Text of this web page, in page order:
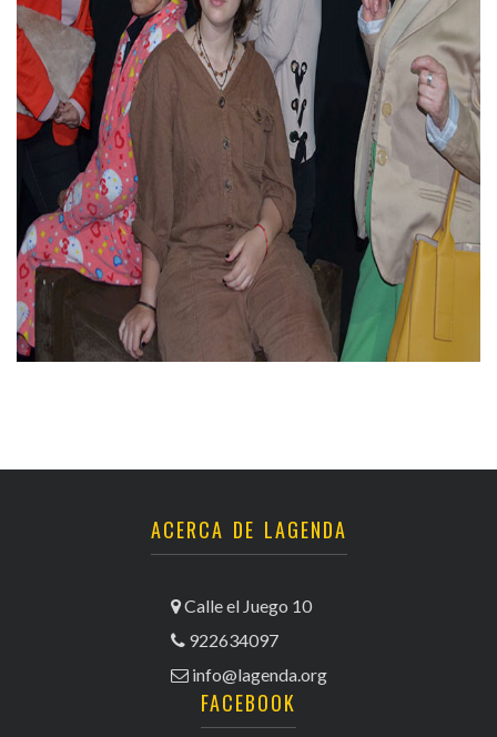
ACERCA DE LAGENDA
Calle el Juego 10
922634097
info@lagenda.org
FACEBOOK